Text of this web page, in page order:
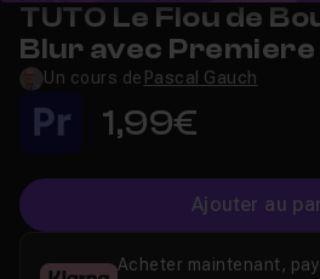
TUTO Le Flou de
Blur avec Premiere
Un cours de Pascal Gauch
1,99€
Ajouter au
Acheter maintenant,